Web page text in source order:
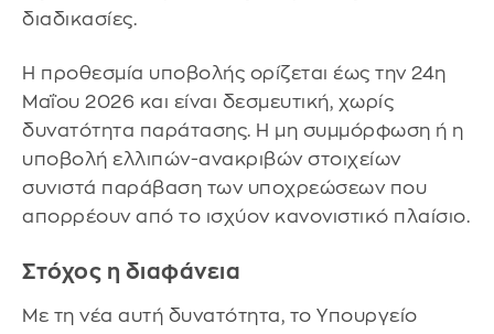
διαδικασίες.
Η προθεσμία υποβολής ορίζεται έως την 24η
Μαΐου 2026 και είναι δεσμευτική, χωρίς
δυνατότητα παράτασης. Η μη συμμόρφωση ή η
υποβολή ελλιπών-ανακριβών στοιχείων
συνιστά παράβαση των υποχρεώσεων που
απορρέουν από το ισχύον κανονιστικό πλαίσιο.
Στόχος η διαφάνεια
Με τη νέα αυτή δυνατότητα, το Υπουργείο